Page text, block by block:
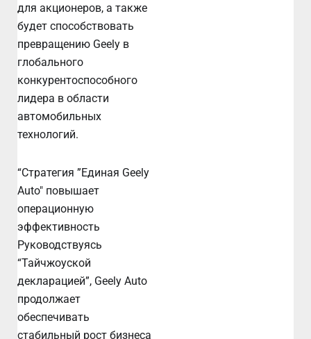
для акционеров, а также
будет способствовать
превращению Geely в
глобального
конкурентоспособного
лидера в области
автомобильных
технологий.
“Стратегия ”Единая Geely
Auto" повышает
операционную
эффективность
Руководствуясь
“Тайчжоуской
декларацией”, Geely Auto
продолжает
обеспечивать
стабильный рост бизнеса